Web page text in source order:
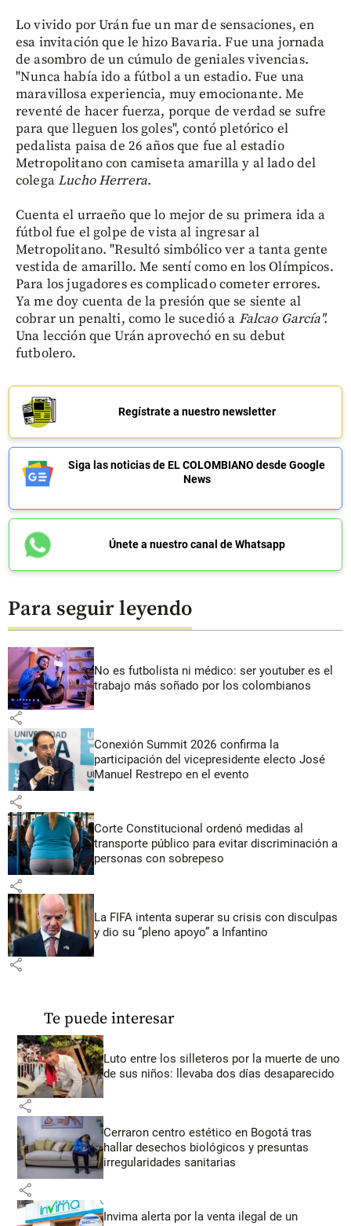
Lo vivido por Urán fue un mar de sensaciones, en
esa invitación que le hizo Bavaria. Fue una jornada
de asombro de un cúmulo de geniales vivencias.
"Nunca había ido a fútbol a un estadio. Fue una
maravillosa experiencia, muy emocionante. Me
reventé de hacer fuerza, porque de verdad se sufre
para que lleguen los goles", contó pletórico el
pedalista paisa de 26 años que fue al estadio
Metropolitano con camiseta amarilla y al lado del
colegaLucho Herrera.
Cuenta el urraeño que lo mejor de su primera ida a
fútbol fue el golpe de vista al ingresar al
Metropolitano. "Resultó simbólico ver a tanta gente
vestida de amarillo. Me sentí como en los Olímpicos.
Para los jugadores es complicado cometer errores.
Ya me doy cuenta de la presión que se siente al
cobrar un penalti, como le sucedió a Falcao García".
Una lección que Urán aprovechó en su debut
futbolero.
Regístrate a nuestro newsletter
Siga las noticias de EL COLOMBIANO desde Google
News
Únete a nuestro canal de Whatsapp
Para seguir leyendo
No es futbolista ni médico: ser youtuber es el
trabajo más soñado por los colombianos
share
Conexión Summit 2026 confirma la
participación del vicepresidente electo José
Manuel Restrepo en el evento
share
Corte Constitucional ordenó medidas al
transporte público para evitar discriminación a
personas con sobrepeso
share
La FIFA intenta superar su crisis con disculpas
y dio su “pleno apoyo” a Infantino
share
Te puede interesar
Luto entre los silleteros por la muerte de uno
de sus niños: llevaba dos días desaparecido
share
Cerraron centro estético en Bogotá tras
hallar desechos biológicos y presuntas
irregularidades sanitarias
share
Invima alerta por la venta ilegal de un